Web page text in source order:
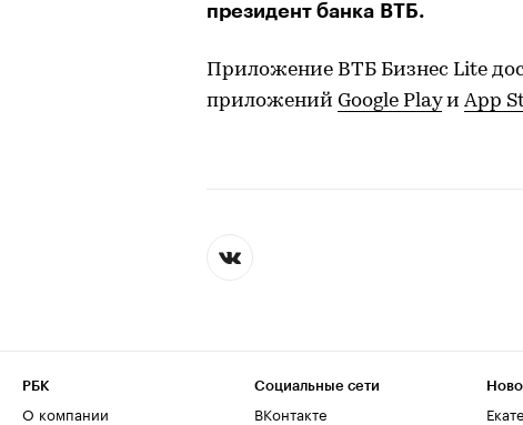
президент банка ВТБ.
Приложение ВТБ Бизнес Lite
приложений Google Playи App
РБК
О компании
Социальные сети
ВКонтакте